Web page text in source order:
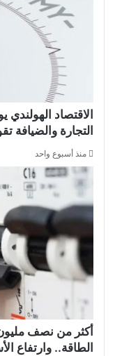
الاقتصاد الهولندي
التجارة والضيافة
منذ أسبوع واحد
أكثر من نصف
الطاقة.. وارتفاع